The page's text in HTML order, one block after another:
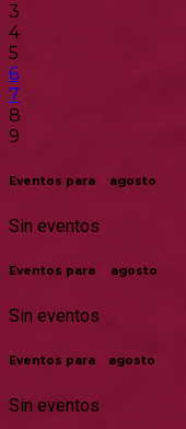
3
4
5
6
7
8
9
Eventos para agosto
Sin eventos
Eventos para agosto
Sin eventos
Eventos para agosto
Sin eventos